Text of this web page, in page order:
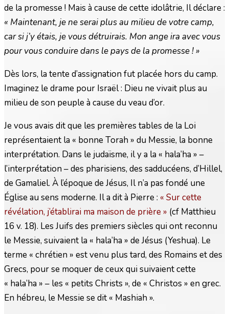
de la promesse ! Mais à cause de cette idolâtrie, Il déclare :
« Maintenant, je ne serai plus au milieu de votre camp,
car si j’y étais, je vous détruirais. Mon ange ira avec vous
pour vous conduire dans le pays de la promesse ! »
Dès lors, la tente d’assignation fut placée hors du camp.
Imaginez le drame pour Israël : Dieu ne vivait plus au
milieu de son peuple à cause du veau d’or.
Je vous avais dit que les premières tables de la Loi
représentaient la « bonne Torah » du Messie, la bonne
interprétation. Dans le judaïsme, il y a la « hala’ha » –
l’interprétation – des pharisiens, des sadducéens, d’Hillel,
de Gamaliel. À l’époque de Jésus, Il n’a pas fondé une
Église au sens moderne. Il a dit à Pierre : « Sur cette
révélation, j’établirai ma maison de prière » (cf Matthieu
16 v. 18). Les Juifs des premiers siècles qui ont reconnu
le Messie, suivaient la « hala’ha » de Jésus (Yeshua). Le
terme « chrétien » est venu plus tard, des Romains et des
Grecs, pour se moquer de ceux qui suivaient cette
« hala’ha » – les « petits Christs », de « Christos » en grec.
En hébreu, le Messie se dit « Mashiah ».